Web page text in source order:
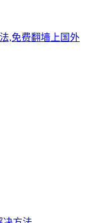
,免费翻墙上国外